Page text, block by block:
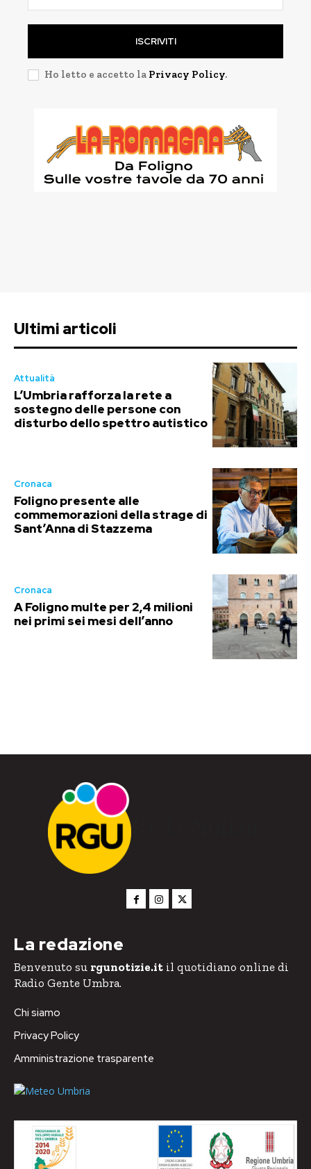
ISCRIVITI
Ho letto e accetto la Privacy Policy.
Ultimi articoli
Attualità
L’Umbria rafforza la rete a
sostegno delle persone con
disturbo dello spettro autistico
Cronaca
Foligno presente alle
commemorazioni della strage di
Sant’Anna di Stazzema
Cronaca
A Foligno multe per 2,4 milioni
nei primi sei mesi dell’anno
RGU Notizie
La redazione
Benvenuto su rgunotizie.it il quotidiano online di
Radio Gente Umbra.
Chi siamo
Privacy Policy
Amministrazione trasparente